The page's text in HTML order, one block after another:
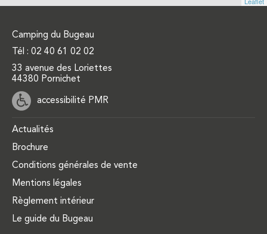
Camping du Bugeau
Tél : 02 40 61 02 02
33 avenue des Loriettes
44380 Pornichet
accessibilité PMR
Actualités
Brochure
Conditions générales de vente
Mentions légales
Règlement intérieur
Le guide du Bugeau